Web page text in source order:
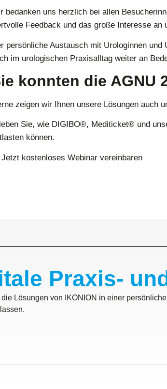
bedanken uns herzlich bei allen
Feedback und das große Interesse an
persönliche Austausch mit Urologinnen
im urologischen Praxisalltag weiter an
konnten die AGNU
zeigen wir Ihnen unsere Lösungen auch
Sie, wie DIGIBO®, Mediticket® und
können.
kostenloses Webinar vereinbaren
Praxis-
die Lösungen von IKONION in einer